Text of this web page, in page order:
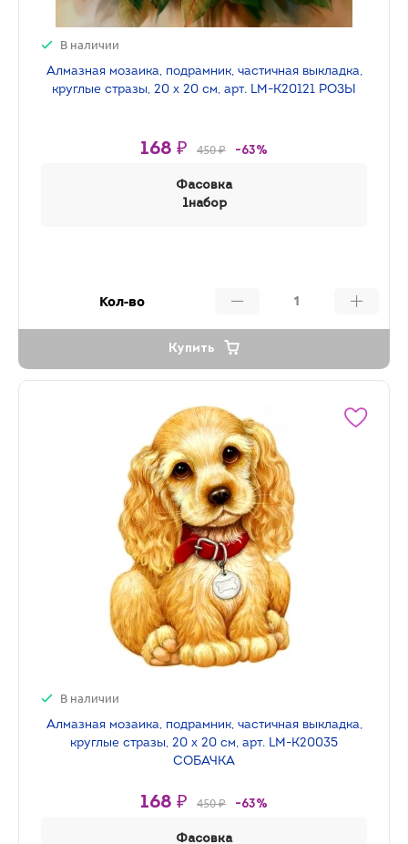
В наличии
Алмазная мозаика, подрамник, частичная выкладка,
круглые стразы, 20 х 20 см, арт. LM-K20121 РОЗЫ
168 ₽ 450 ₽ -63%
Фасовка
1набор
Кол-во
Купить
В наличии
Алмазная мозаика, подрамник, частичная выкладка,
круглые стразы, 20 х 20 см, арт. LM-K20035
СОБАЧКА
168 ₽ 450 ₽ -63%
Фасовка